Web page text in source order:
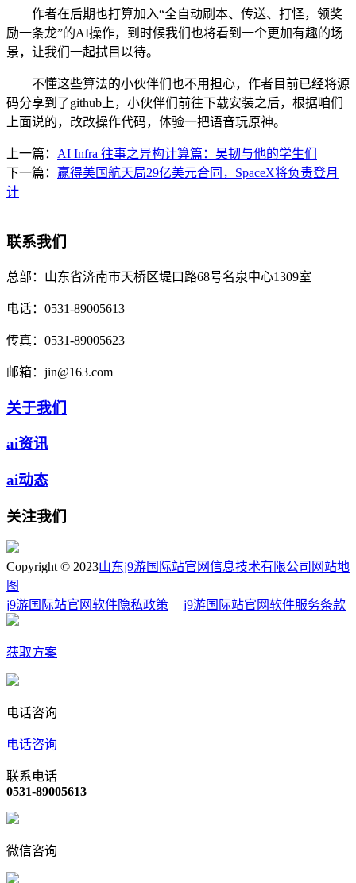
作者在后期也打算加入“全自动刷本、传送、打怪，领奖
励一条龙”的AI操作，到时候我们也将看到一个更加有趣的场
景，让我们一起拭目以待。
不懂这些算法的小伙伴们也不用担心，作者目前已经将源
码分享到了github上，小伙伴们前往下载安装之后，根据咱们
上面说的，改改操作代码，体验一把语音玩原神。
上一篇： AI Infra 往事之异构计算篇：吴韧与他的学生们
下一篇： 赢得美国航天局29亿美元合同，SpaceX将负责登月
计
联系我们
总部： 山东省济南市天桥区堤口路68号名泉中心1309室
电话： 0531-89005613
传真： 0531-89005623
邮箱： jin@163.com
关于我们
ai资讯
ai动态
关注我们
Copyright © 2023山东j9游国际站官网信息技术有限公司 网站地
图
j9游国际站官网软件隐私政策
j9游国际站官网软件服务条款
获取方案
电话咨询
电话咨询
联系电话
0531-89005613
微信咨询